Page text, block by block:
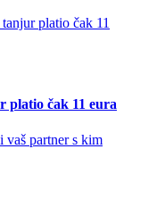
platio čak 11 eura